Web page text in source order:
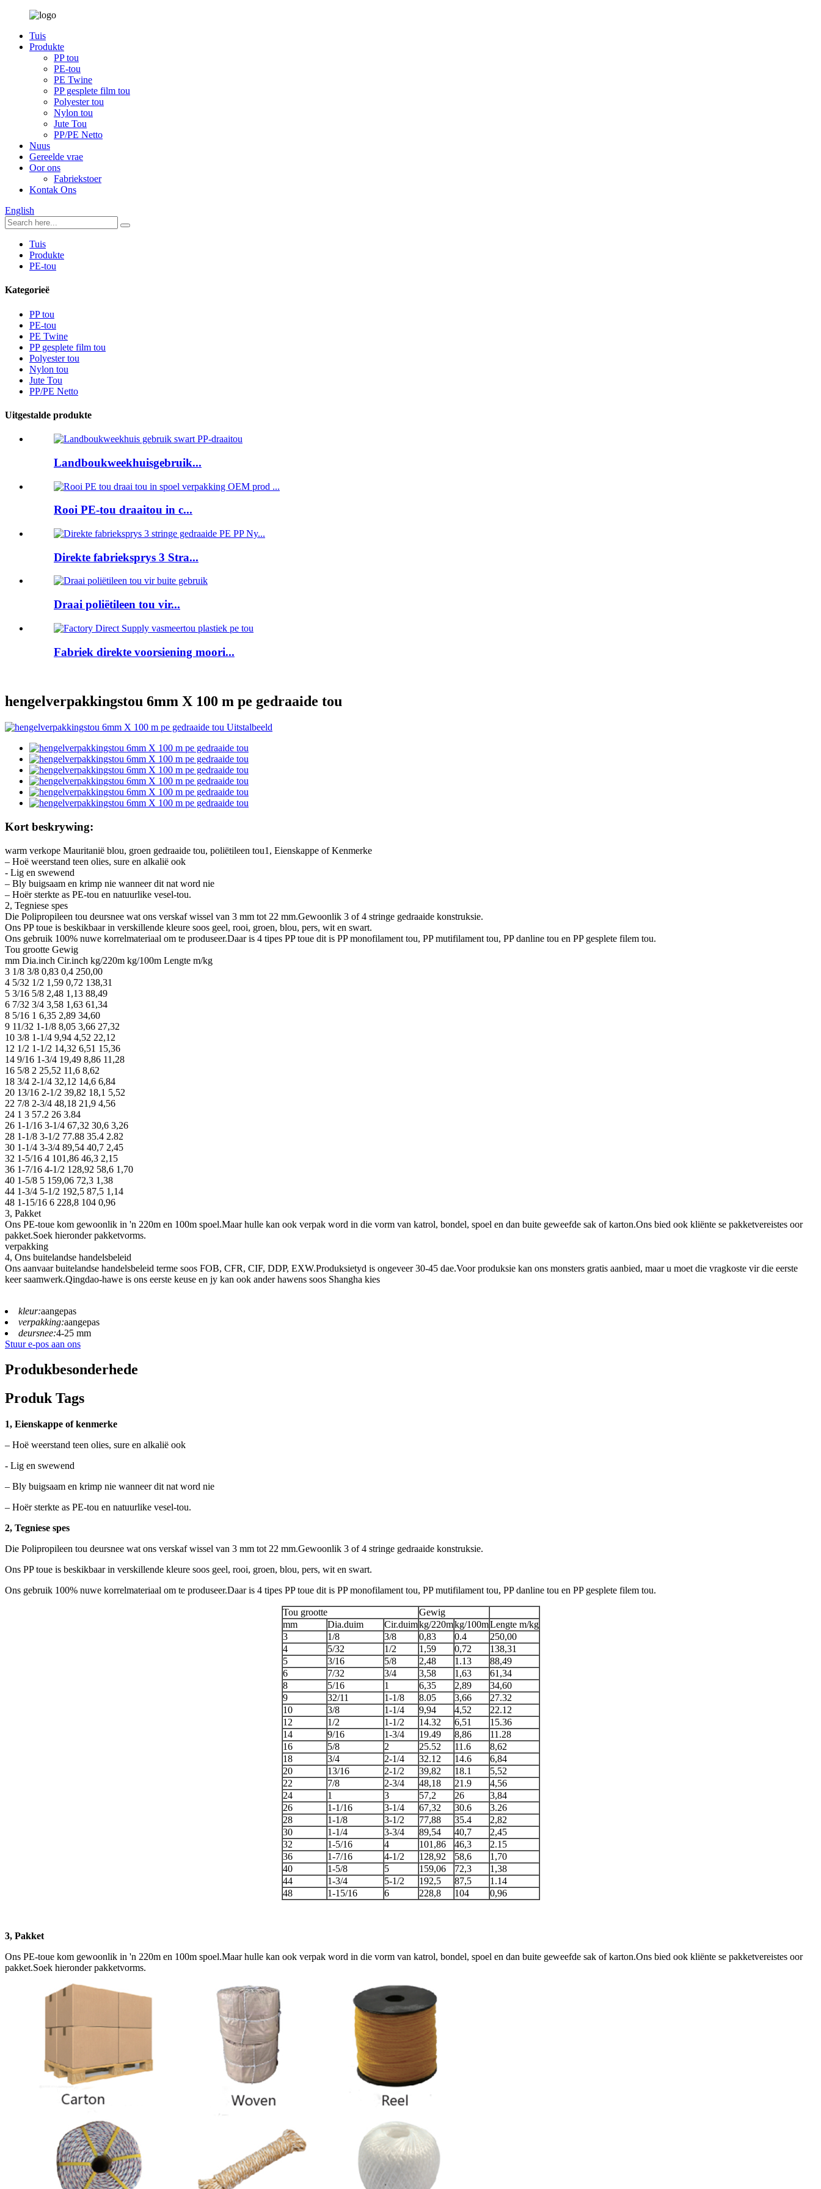
Tuis
Produkte
PP tou
PE-tou
PE Twine
PP gesplete film tou
Polyester tou
Nylon tou
Jute Tou
PP/PE Netto
Nuus
Gereelde vrae
Oor ons
Fabriekstoer
Kontak Ons
English
Tuis
Produkte
PE-tou
Kategorieë
PP tou
PE-tou
PE Twine
PP gesplete film tou
Polyester tou
Nylon tou
Jute Tou
PP/PE Netto
Uitgestalde produkte
Landboukweekhuisgebruik...
Rooi PE-tou draaitou in c...
Direkte fabrieksprys 3 Stra...
Draai poliëtileen tou vir...
Fabriek direkte voorsiening moori...
hengelverpakkingstou 6mm X 100 m pe gedraaide tou
Kort beskrywing:
warm verkope Mauritanië blou, groen gedraaide tou, poliëtileen tou1, Eienskappe of Kenmerke
– Hoë weerstand teen olies, sure en alkalië ook
- Lig en swewend
– Bly buigsaam en krimp nie wanneer dit nat word nie
– Hoër sterkte as PE-tou en natuurlike vesel-tou.
2, Tegniese spes
Die Polipropileen tou deursnee wat ons verskaf wissel van 3 mm tot 22 mm.Gewoonlik 3 of 4 stringe gedraaide konstruksie.
Ons PP toue is beskikbaar in verskillende kleure soos geel, rooi, groen, blou, pers, wit en swart.
Ons gebruik 100% nuwe korrelmateriaal om te produseer.Daar is 4 tipes PP toue dit is PP monofilament tou, PP mutifilament tou, PP danline tou en PP gesplete filem tou.
Tou grootte Gewig
mm Dia.inch Cir.inch kg/220m kg/100m Lengte m/kg
3 1/8 3/8 0,83 0,4 250,00
4 5/32 1/2 1,59 0,72 138,31
5 3/16 5/8 2,48 1,13 88,49
6 7/32 3/4 3,58 1,63 61,34
8 5/16 1 6,35 2,89 34,60
9 11/32 1-1/8 8,05 3,66 27,32
10 3/8 1-1/4 9,94 4,52 22,12
12 1/2 1-1/2 14,32 6,51 15,36
14 9/16 1-3/4 19,49 8,86 11,28
16 5/8 2 25,52 11,6 8,62
18 3/4 2-1/4 32,12 14,6 6,84
20 13/16 2-1/2 39,82 18,1 5,52
22 7/8 2-3/4 48,18 21,9 4,56
24 1 3 57.2 26 3.84
26 1-1/16 3-1/4 67,32 30,6 3,26
28 1-1/8 3-1/2 77.88 35.4 2.82
30 1-1/4 3-3/4 89,54 40,7 2,45
32 1-5/16 4 101,86 46,3 2,15
36 1-7/16 4-1/2 128,92 58,6 1,70
40 1-5/8 5 159,06 72,3 1,38
44 1-3/4 5-1/2 192,5 87,5 1,14
48 1-15/16 6 228,8 104 0,96
3, Pakket
Ons PE-toue kom gewoonlik in 'n 220m en 100m spoel.Maar hulle kan ook verpak word in die vorm van katrol, bondel, spoel en dan buite geweefde sak of karton.Ons bied ook kliënte se pakketvereistes oor
pakket.Soek hieronder pakketvorms.
verpakking
4, Ons buitelandse handelsbeleid
Ons aanvaar buitelandse handelsbeleid terme soos FOB, CFR, CIF, DDP, EXW.Produksietyd is ongeveer 30-45 dae.Voor produksie kan ons monsters gratis aanbied, maar u moet die vragkoste vir die eerste
keer saamwerk.Qingdao-hawe is ons eerste keuse en jy kan ook ander hawens soos Shangha kies
kleur:aangepas
verpakking:aangepas
deursnee:4-25 mm
Stuur e-pos aan ons
Produkbesonderhede
Produk Tags
1, Eienskappe of kenmerke
– Hoë weerstand teen olies, sure en alkalië ook
- Lig en swewend
– Bly buigsaam en krimp nie wanneer dit nat word nie
– Hoër sterkte as PE-tou en natuurlike vesel-tou.
2, Tegniese spes
Die Polipropileen tou deursnee wat ons verskaf wissel van 3 mm tot 22 mm.Gewoonlik 3 of 4 stringe gedraaide konstruksie.
Ons PP toue is beskikbaar in verskillende kleure soos geel, rooi, groen, blou, pers, wit en swart.
Ons gebruik 100% nuwe korrelmateriaal om te produseer.Daar is 4 tipes PP toue dit is PP monofilament tou, PP mutifilament tou, PP danline tou en PP gesplete filem tou.
Tou grootte
Gewig
mm
Dia.duim Cir.duimkg/220mkg/100mLengte m/kg
3
1/8 3/8 0,83 0.4
250,00
4
5/32 1/2 1,59 0,72
138,31
5
3/16 5/8 2,48 1.13
88,49
6
7/32 3/4 3,58 1,63
61,34
8
5/16 1 6,35 2,89
34,60
9
32/11 1-1/8 8.05 3,66
27.32
10
3/8 1-1/4 9,94 4,52
22.12
12
1/2 1-1/2 14.32 6,51
15.36
14
9/16 1-3/4 19.49 8,86
11.28
16
5/8 2 25.52 11.6
8,62
18
3/4 2-1/4 32.12 14.6
6,84
20
13/16 2-1/2 39,82 18.1
5,52
22
7/8 2-3/4 48,18 21.9
4,56
24
1 3 57,2 26
3,84
26
1-1/16 3-1/4 67,32 30.6
3.26
28
1-1/8 3-1/2 77,88 35.4
2,82
30
1-1/4 3-3/4 89,54 40,7
2,45
32
1-5/16 4 101,86 46,3
2.15
36
1-7/16 4-1/2 128,92 58,6
1,70
40
1-5/8 5 159,06 72,3
1,38
44
1-3/4 5-1/2 192,5 87,5
1.14
48
1-15/16 6 228,8 104 0,96
3, Pakket
Ons PE-toue kom gewoonlik in 'n 220m en 100m spoel.Maar hulle kan ook verpak word in die vorm van katrol, bondel, spoel en dan buite geweefde sak of karton.Ons bied ook kliënte se pakketvereistes oor
pakket.Soek hieronder pakketvorms.